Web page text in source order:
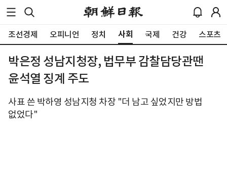
조선경제 오피니언 정치 사회 국제 건강 스포츠
박은정 성남지청장, 법무부 감찰담당관땐
윤석열 징계 주도
사표 쓴 박하영 성남지청 차장 "더 남고 싶었지만 방법
없었다"